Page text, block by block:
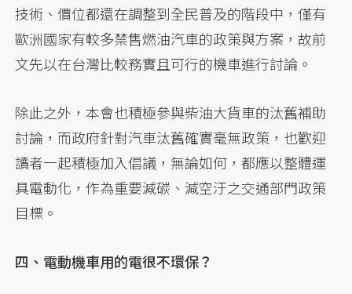
技術、價位都還在調整到全民普及的階段中，僅有
歐洲國家有較多禁售燃油汽車的政策與方案，故前
文先以在台灣比較務實且可行的機車進行討論。
除此之外，本會也積極參與柴油大貨車的汰舊補助
討論，而政府針對汽車汰舊確實毫無政策，也歡迎
讀者一起積極加入倡議，無論如何，都應以整體運
具電動化，作為重要減碳、減空汙之交通部門政策
目標。
四、電動機車用的電很不環保？